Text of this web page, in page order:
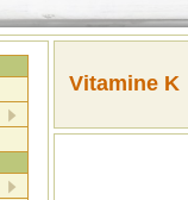
Vitamine K